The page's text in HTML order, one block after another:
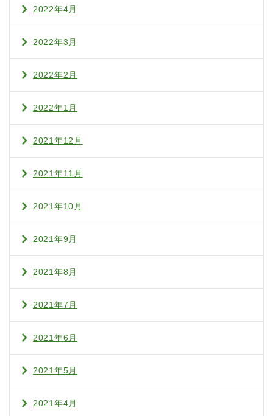
2022年4月
2022年3月
2022年2月
2022年1月
2021年12月
2021年11月
2021年10月
2021年9月
2021年8月
2021年7月
2021年6月
2021年5月
2021年4月